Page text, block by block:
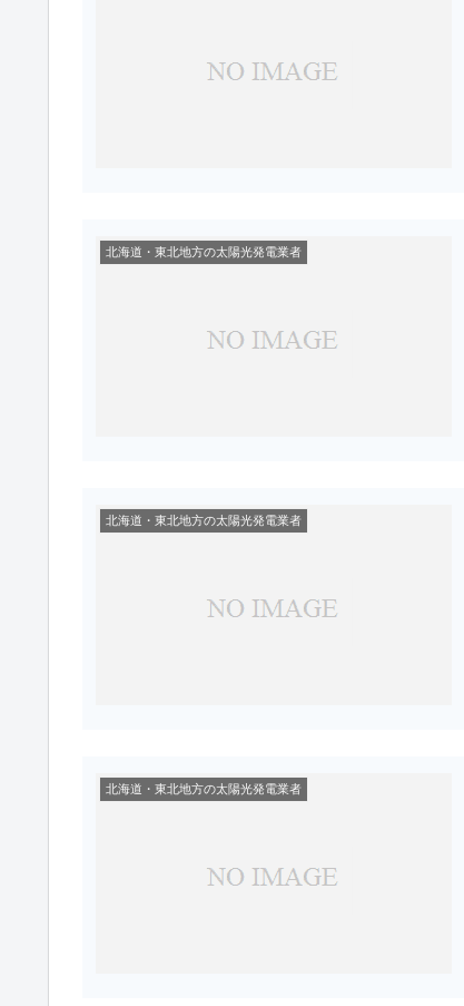
北海道・東北地方の太陽光発電業者
北海道・東北地方の太陽光発電業者
北海道・東北地方の太陽光発電業者